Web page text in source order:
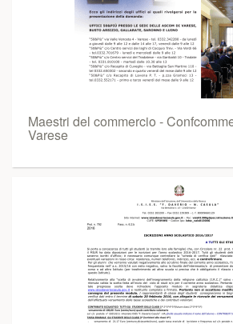
Maestri del commercio -
Varese